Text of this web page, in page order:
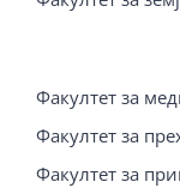
Факултет за
Факултет за
Факултет за